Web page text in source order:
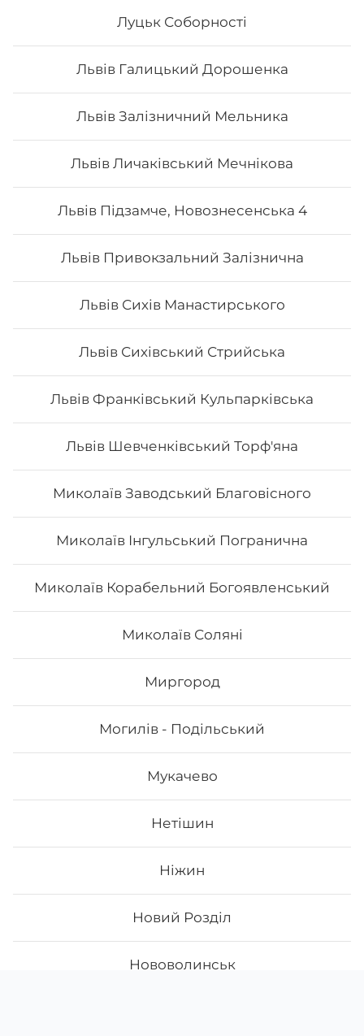
Луцьк Соборності
Львів Галицький Дорошенка
Львів Залізничний Мельника
Львів Личаківський Мечнікова
Львів Підзамче, Новознесенська 4
Львів Привокзальний Залізнична
Львів Сихів Манастирського
Львів Сихівський Стрийська
Львів Франківський Кульпарківська
Львів Шевченківський Торф'яна
Миколаїв Заводський Благовісного
Миколаїв Інгульський Погранична
Миколаїв Корабельний Богоявленський
Миколаїв Соляні
Миргород
Могилів - Подільський
Мукачево
Нетішин
Ніжин
Новий Розділ
Нововолинськ
Все більше людей користуються послугою
доставки суші додому від Osama sushi в
Подільському районі Кропивницького.
обумовлена корисними та смаковими якостями страв,
статі та положення в суспільстві.
Онлайн замовлення суші від Osama sushi має
багато переваг:
інгредієнтів та правильне приготування робить страву
багато корисних елементів та вітамінів, які необхідні
3. Це ситно. Смачні суші, навіть в невеликій кількості,
допоможуть втамувати голод.
4. Це красиво. Смачні роли подаються с декором. Вони
стануть справжньою прикрасою як простої вечері, так
і святкової вечірки.
5. Це не дорого. Якщо ви робите замовлення в Osama
sushi, то ви приємно здивуєтесь низькою ціною суші.
В суші меню в Osama sushi представлені
Подільському районі Кропивницького можливо з
безкоштовною доставкою, якщо сума замовлення
перевищує 600 гривень.